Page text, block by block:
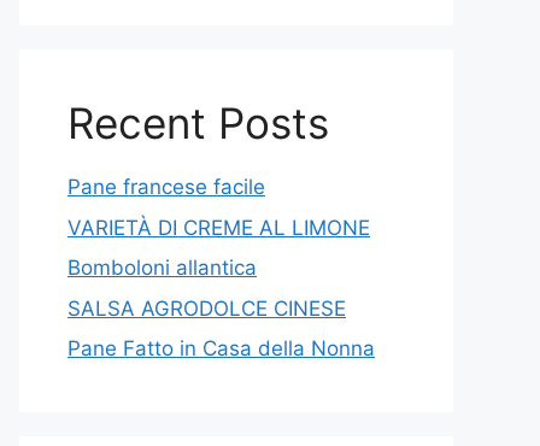
Recent Posts
Pane francese facile
VARIETÀ DI CREME AL LIMONE
Bomboloni allantica
SALSA AGRODOLCE CINESE
Pane Fatto in Casa della Nonna